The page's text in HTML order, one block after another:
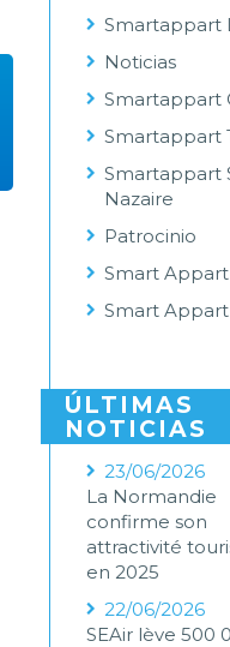
Smartappart
Noticias
Smartappart
Smartappart
Smartappart
Nazaire
Patrocinio
Smart
Smart
ÚLTIMAS
NOTICIAS
23/06/2026
La Normandie
confirme son
attractivité
en 2025
22/06/2026
SEAir lève 500